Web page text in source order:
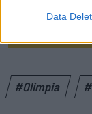
Data
Sándor.
#Olimpia